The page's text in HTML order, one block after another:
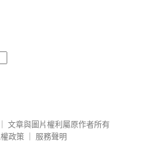
文章與圖片權利屬原作者所有
政策
服務聲明